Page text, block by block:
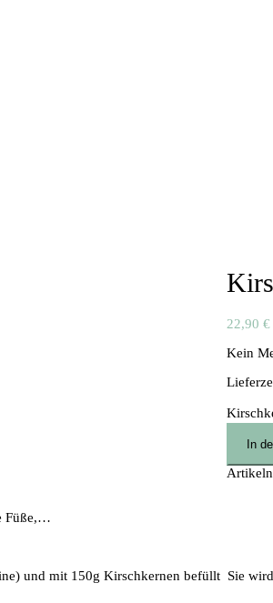
22,90 €
Kein
In
Füße,…
und mit 150g Kirschkernen befüllt Sie